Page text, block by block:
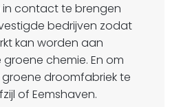
contact te brengen
bedrijven zodat
kan worden aan
chemie. En om
groene droomfabriek te
of Eemshaven.